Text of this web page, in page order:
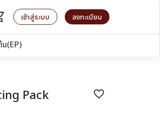
น เข้าสู่ระบบ ลงทะเบียน
น(EP)
favorite_border
Pack